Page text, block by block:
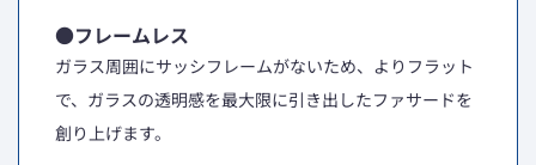
●フレームレス
ガラス周囲にサッシフレームがないため、よりフラット
で、ガラスの透明感を最大限に引き出したファサードを
創り上げます。